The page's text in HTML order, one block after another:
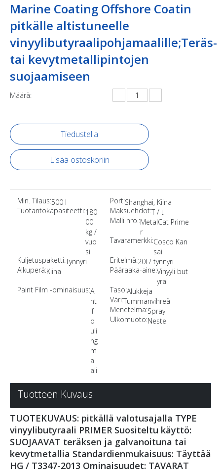
Marine Coating Offshore Coatin
pitkälle altistuneelle
vinyylibutyraalipohjamaalille;Teräs-
tai kevytmetallipintojen
suojaamiseen
Määrä:
Tiedustella
Lisää ostoskoriin
Min. Tilaus:500 l Port:Shanghai, Kiina
Tuotantokapasiteetti:180
00
kg /
vuo
si
Maksuehdot:T / t
Malli nro.:MetalCat Prime
r
Tavaramerkki:Cosco Kan
sai
Kuljetuspaketti:Tynnyri Eritelmä:20l / tynnyri
Alkuperä:Kiina Pääraaka-aine:Vinyyli but
yral
Paint Film -ominaisuus:A
nt
if
o
uli
ng
m
a
ali
Taso:Alukkeja
Väri:Tummanvihreä
Menetelmä:Spray
Ulkomuoto:Neste
Tuotteen Kuvaus
TUOTEKUVAUS: pitkällä valotusajalla TYPE
vinyylibutyraali PRIMER Suositeltu käyttö:
SUOJAAVAT teräksen ja galvanoituna tai
kevytmetallia Standardienmukaisuus: Täyttää
HG / T3347-2013 Ominaisuudet: TAVARAT